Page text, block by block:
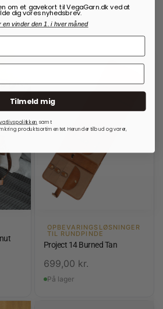
OPBEVARINGSLØSNINGER
TIL RUNDPINDE
Project 14 Burned Tan
699,00 kr.
På lager
om et gavekort til VegaGarn.dk ved at
dig vores nyhedsbrev.
en vinder den 1. i hver måned
Tilmeld mig
samt
produktsortimentet. Herunder tilbud og varer,